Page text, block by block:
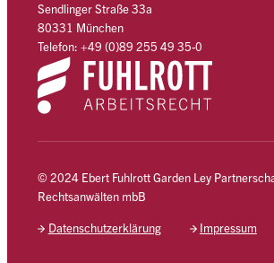
Sendlinger Straße 33a
80331 München
Telefon: +49 (0)89 255 49 35-0
© 2024 Ebert Fuhlrott Garden Ley
Rechtsanwälten mbB
Datenschutzerklärung Impressum